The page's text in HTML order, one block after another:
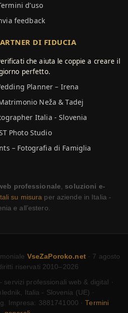
d’uso
feedback
DI FIDUCIA
che aiuta le coppie a creare il
perfetto.
Planner – Irena
Neža & Tadej
Italia - Slovenia
Photo Studio
– Fotografia di Famiglia
professionale, soluzioni e-
su misura per aziende in Italia -
e all’estero.
VseZaPoroko.net · 7 agosto
riservati 2010–2026
servizi professionali web & digital ·
Italia - Slovenia (UE) ·
Impresa: 3881741000 ·Termini